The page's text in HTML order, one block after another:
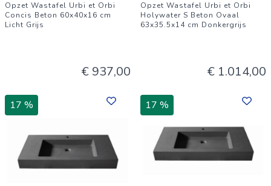
Opzet Wastafel Urbi et Orbi
Concis Beton 60x40x16 cm
Licht Grijs
€ 937,00
Opzet Wastafel Urbi et Orbi
Holywater S Beton Ovaal
63x35.5x14 cm Donkergrijs
€ 1.014,00
17 % 17 %